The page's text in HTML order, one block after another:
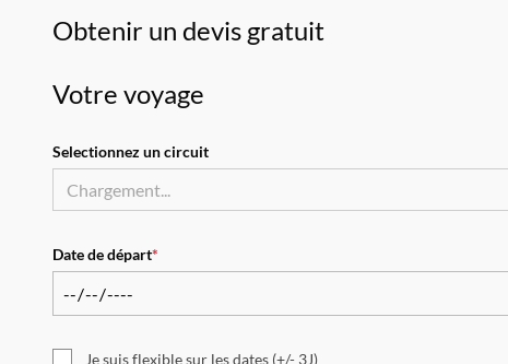
Obtenir un devis gratuit
Votre voyage
Selectionnez un circuit
Date de départ*
Je suis flexible sur les dates (+/- 3J)